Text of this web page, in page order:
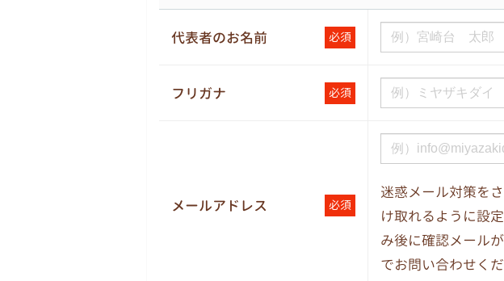
代表者のお名前 必須
フリガナ 必須
メールアドレス 必須
迷惑メール対策を
け取れるように設
み後に確認メール
でお問い合わせくだ